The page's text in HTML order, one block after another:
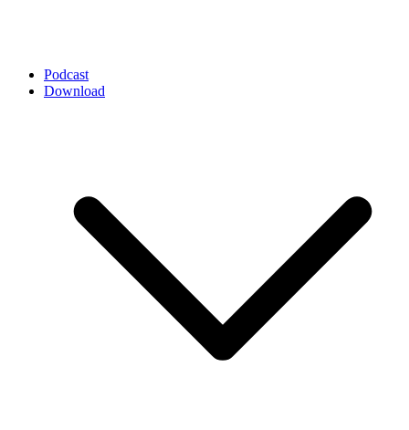
Podcast
Download